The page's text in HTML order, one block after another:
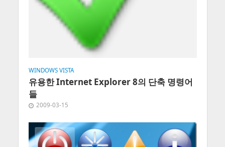
WINDOWS VISTA
유용한 Internet Explorer 8의 단축 명령어
들
2009-03-15